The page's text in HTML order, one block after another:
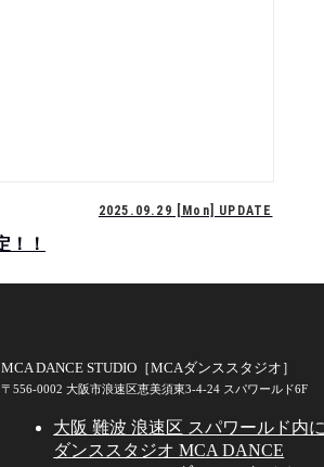
2025.09.29 [Mon] UPDATE
！！
MCA DANCE STUDIO［MCAダンススタジオ］
〒556-0002 大阪市浪速区恵美須東3-4-24 スパワールド6F
大阪 難波 浪速区 スパワールド内
ダンススタジオ MCA DANCE